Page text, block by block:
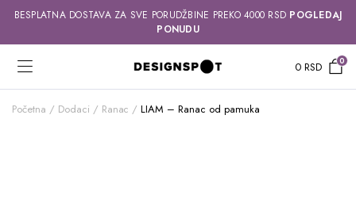
BESPLATNA DOSTAVA ZA SVE PORUDŽBINE PREKO 4000 RSD POGLEDAJ
PONUDU
0RSD 0
Početna Dodaci Ranac LIAM – Ranac od pamuka